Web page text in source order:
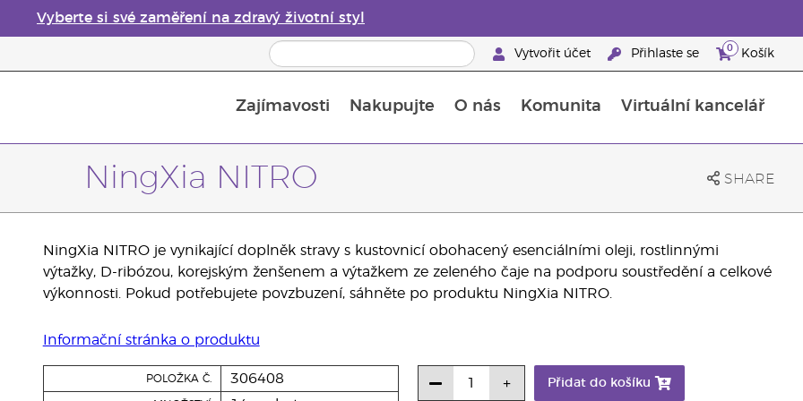
Vyberte si své zaměření na zdravý životní styl
Vytvořit účet Přihlaste se 0 Košík
Zajímavosti Nakupujte O nás Komunita Virtuální kancelář
NingXia NITRO SHARE
NingXia NITRO je vynikající doplněk stravy s kustovnicí obohacený esenciálními oleji, rostlinnými
výtažky, D-ribózou, korejským ženšenem a výtažkem ze zeleného čaje na podporu soustředění a celkové
výkonnosti. Pokud potřebujete povzbuzení, sáhněte po produktu NingXia NITRO.
Informační stránka o produktu
POLOŽKA Č. 306408 Přidat do košíku